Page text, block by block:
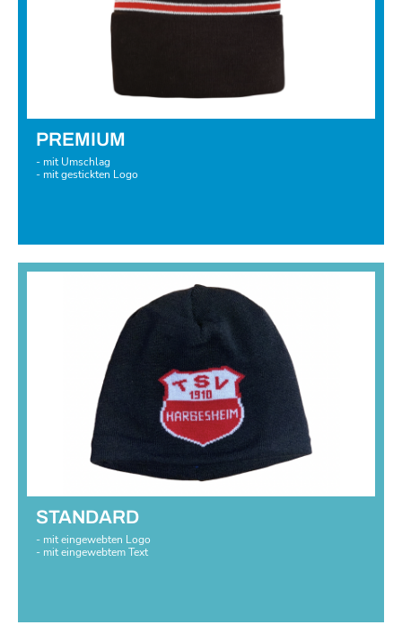
PREMIUM
- mit Umschlag
- mit gestickten Logo
STANDARD
- mit eingewebten Logo
- mit eingewebtem Text